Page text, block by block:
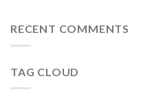
RECENT COMMENTS
TAG CLOUD